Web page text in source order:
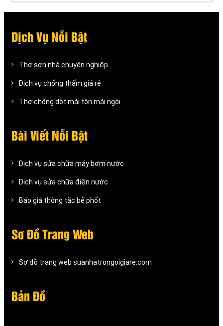
Dịch Vụ Nỗi Bật
Thợ sơn nhà chuyên nghiệp
Dịch vụ chống thấm giá rẻ
Thợ chống dột mái tôn mái ngói
Bài Viết Nỗi Bật
Dịch vụ sửa chữa máy bơm nước
Dịch vụ sửa chữa điện nước
Báo giá thông tắc bể phốt
Sơ Đồ Trang Web
Sơ đồ trang web suanhatrongoigiare.com
Bản Đồ